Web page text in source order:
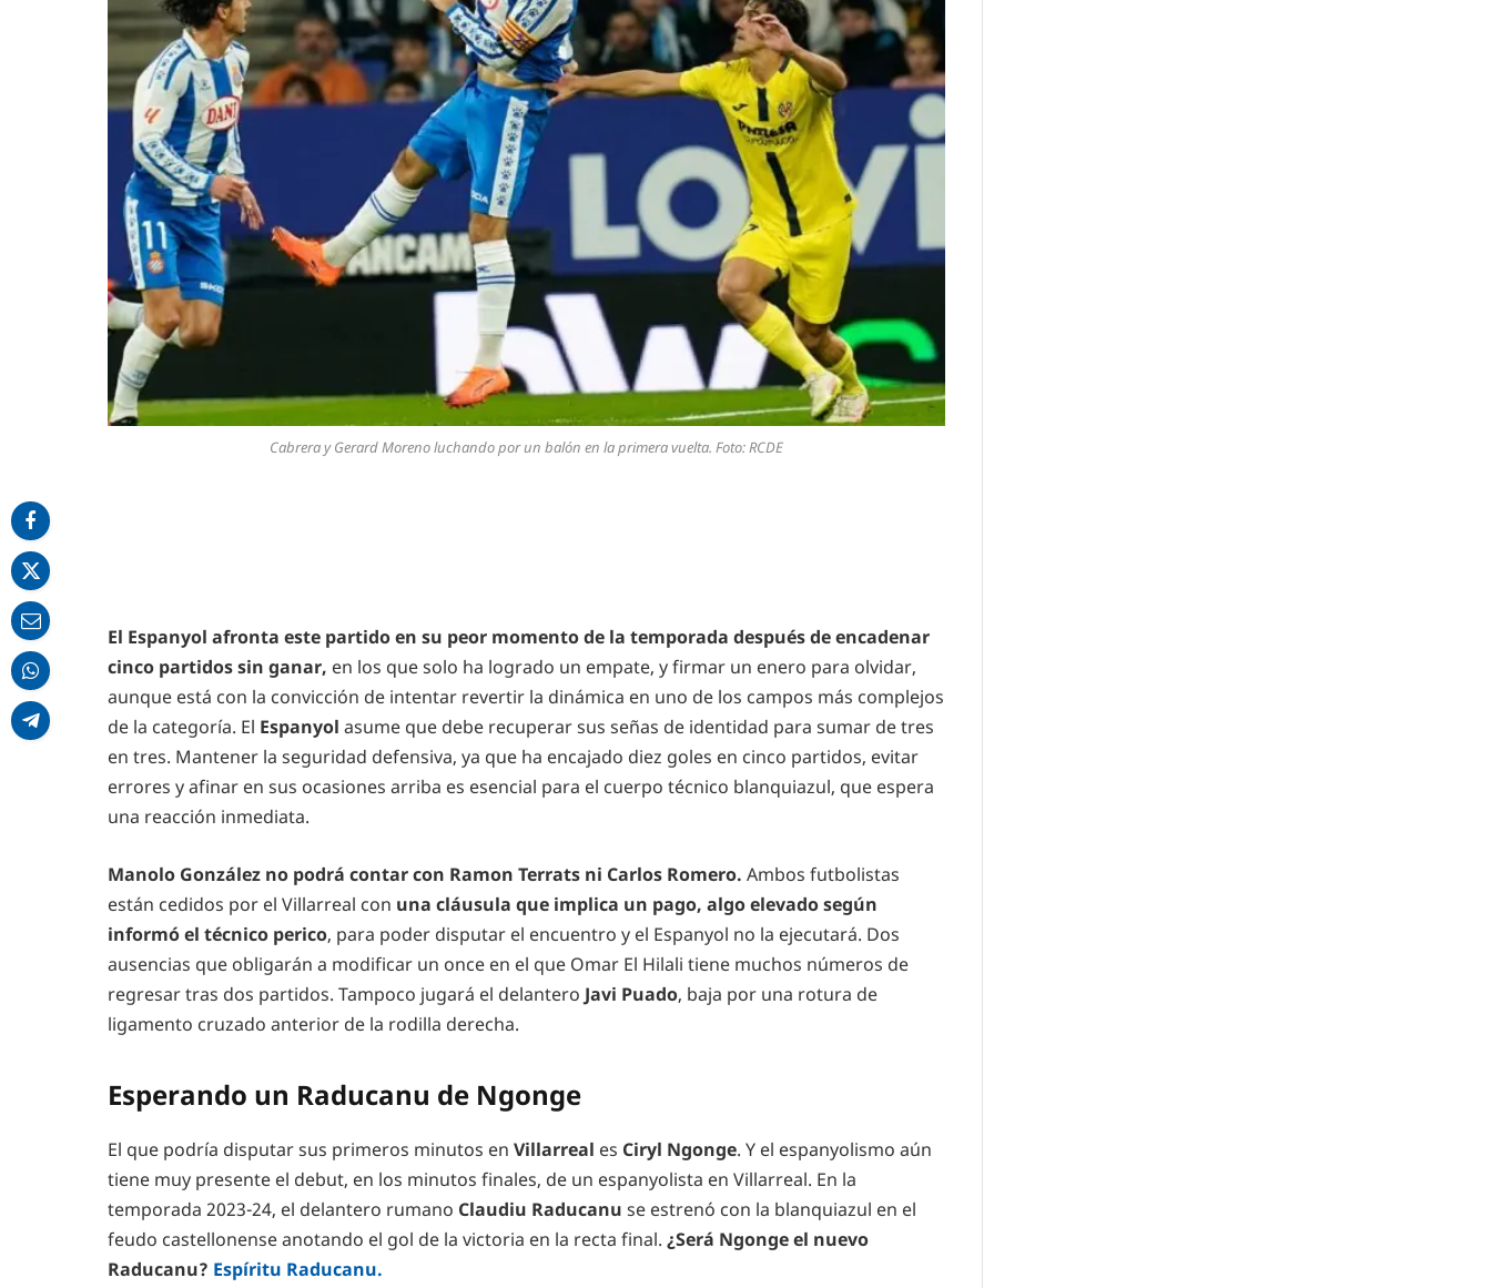
Cabrera y Gerard Moreno luchando por un balón en la primera vuelta. Foto: RCDE
El Espanyol afronta este partido en su peor momento de la temporada después de encadenar
cinco partidos sin ganar, en los que solo ha logrado un empate, y firmar un enero para olvidar,
aunque está con la convicción de intentar revertir la dinámica en uno de los campos más complejos
de la categoría. El Espanyol asume que debe recuperar sus señas de identidad para sumar de tres
en tres. Mantener la seguridad defensiva, ya que ha encajado diez goles en cinco partidos, evitar
errores y afinar en sus ocasiones arriba es esencial para el cuerpo técnico blanquiazul, que espera
una reacción inmediata.
Manolo González no podrá contar con Ramon Terrats ni Carlos Romero. Ambos futbolistas
están cedidos por el Villarreal con una cláusula que implica un pago, algo elevado según
informó el técnico perico, para poder disputar el encuentro y el Espanyol no la ejecutará. Dos
ausencias que obligarán a modificar un once en el que Omar El Hilali tiene muchos números de
regresar tras dos partidos. Tampoco jugará el delantero Javi Puado, baja por una rotura de
ligamento cruzado anterior de la rodilla derecha.
Esperando un Raducanu de Ngonge
El que podría disputar sus primeros minutos en Villarreal es Ciryl Ngonge. Y el espanyolismo aún
tiene muy presente el debut, en los minutos finales, de un espanyolista en Villarreal. En la
temporada 2023-24, el delantero rumano Claudiu Raducanu se estrenó con la blanquiazul en el
feudo castellonense anotando el gol de la victoria en la recta final. ¿Será Ngonge el nuevo
Raducanu? Espíritu Raducanu.